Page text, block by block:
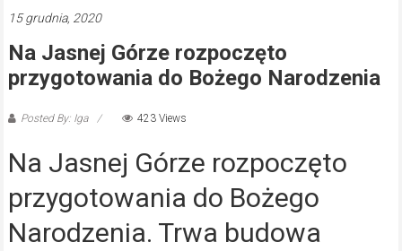
15 grudnia, 2020
Na Jasnej Górze rozpoczęto
przygotowania do Bożego Narodzenia
Posted By: Iga 423 Views
Na Jasnej Górze rozpoczęto
przygotowania do Bożego
Narodzenia. Trwa budowa